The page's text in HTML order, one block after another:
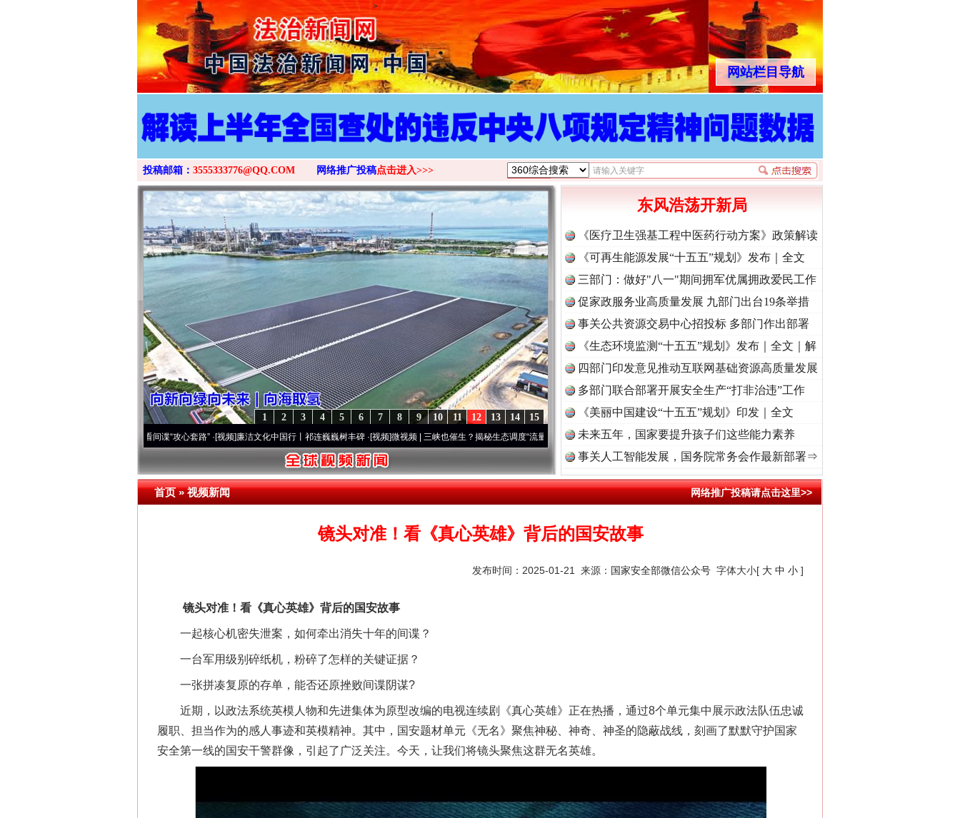
>
网站栏目导航
投稿邮箱： 3555333776@QQ.COM 网络推广投稿点击进入>>>
15
14
13
12
11
10
9
8
7
6
5
4
3
2
1
从《水浒传》看间谍“攻心套路”·[视频]廉洁文化中国行丨祁连巍巍树丰碑 ·[视频]微视频 | 三峡也催生？揭秘生态调度“流量密..·[视频]廉洁文化中国行 | 遵义：雄关漫道展新颜..·[视频]衣柜里的秘密·[视频]深度关注丨春天里的科技盛宴
东风浩荡开新局
《医疗卫生强基工程中医药行动方案》政策解读
《可再生能源发展“十五五”规划》发布｜全文
三部门：做好"八一"期间拥军优属拥政爱民工作
促家政服务业高质量发展 九部门出台19条举措
事关公共资源交易中心招投标 多部门作出部署
《生态环境监测“十五五”规划》发布｜全文｜解
读
四部门印发意见推动互联网基础资源高质量发展
多部门联合部署开展安全生产“打非治违”工作
《美丽中国建设“十五五”规划》印发｜全文
未来五年，国家要提升孩子们这些能力素养
事关人工智能发展，国务院常务会作最新部署⇒
首页»视频新闻 网络推广投稿请点击这里>>
镜头对准！看《真心英雄》背后的国安故事
发布时间：2025-01-21 来源： 国家安全部微信公众号 字体大小[ 大 中 小 ]
镜头对准！看《真心英雄》背后的国安故事
一起核心机密失泄案，如何牵出消失十年的间谍？
一台军用级别碎纸机，粉碎了怎样的关键证据？
一张拼凑复原的存单，能否还原挫败间谍阴谋?
近期，以政法系统英模人物和先进集体为原型改编的电视连续剧《真心英雄》正在热播，通过8个单元集中展示政法队伍忠诚
履职、担当作为的感人事迹和英模精神。其中，国安题材单元《无名》聚焦神秘、神奇、神圣的隐蔽战线，刻画了默默守护国家
安全第一线的国安干警群像，引起了广泛关注。今天，让我们将镜头聚焦这群无名英雄。